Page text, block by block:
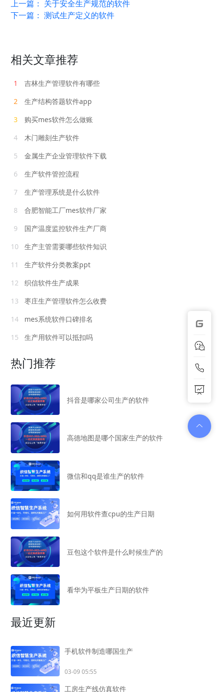
上一篇： 关于安全生产规范的软件
下一篇：测试生产定义的软件
相关文章推荐
1
吉林生产管理软件有哪些
2
生产结构答题软件app
3
购买mes软件怎么做账
4
木门雕刻生产软件
5
金属生产企业管理软件下载
6
生产软件管控流程
7
生产管理系统是什么软件
8
合肥智能工厂mes软件厂家
9
国产温度监控软件生产厂商
10
生产主管需要哪些软件知识
11
生产软件分类教案ppt
12
织信软件生产成果
13
枣庄生产管理软件怎么收费
14
mes系统软件口碑排名
15
生产用软件可以抵扣吗
热门推荐
抖音是哪家公司生产的软件
高德地图是哪个国家生产的软件
微信和qq是谁生产的软件
如何用软件查cpu的生产日期
豆包这个软件是什么时候生产的
看华为平板生产日期的软件
最近更新
手机软件制造哪国生产
03-09 05:55
工房生产线仿真软件